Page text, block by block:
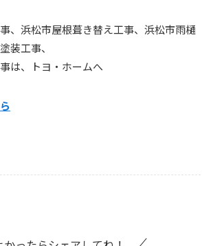
、浜松市屋根葺き替え工事、浜松市雨樋
装工事、
は、トヨ・ホームへ